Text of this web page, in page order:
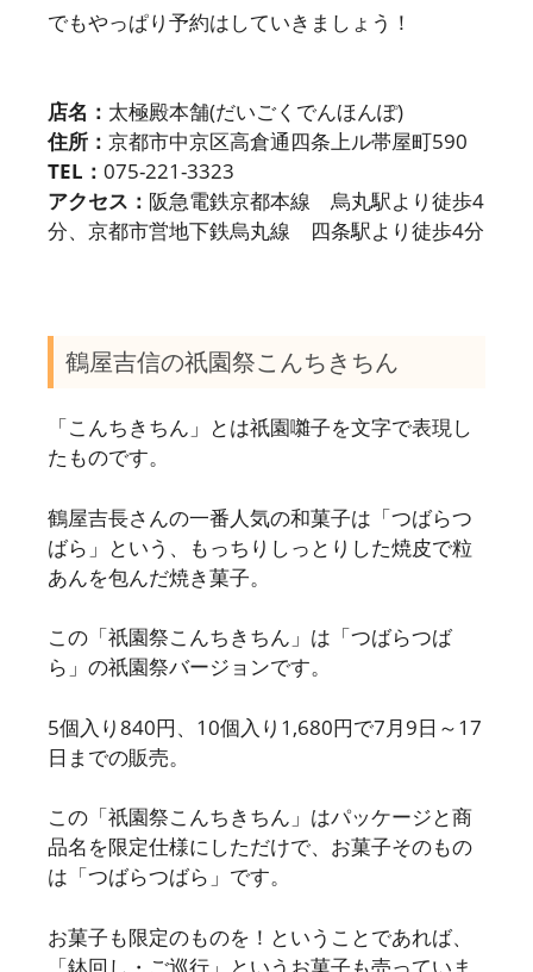
でもやっぱり予約はしていきましょう！
店名： 太極殿本舗(だいごくでんほんぽ)
住所： 京都市中京区高倉通四条上ル帯屋町590
TEL： 075-221-3323
アクセス： 阪急電鉄京都本線 烏丸駅より徒歩4
分、京都市営地下鉄烏丸線 四条駅より徒歩4分
鶴屋吉信の祇園祭こんちきちん
「こんちきちん」とは祇園囃子を文字で表現し
たものです。
鶴屋吉長さんの一番人気の和菓子は「つばらつ
ばら」という、もっちりしっとりした焼皮で粒
あんを包んだ焼き菓子。
この「祇園祭こんちきちん」は「つばらつば
ら」の祇園祭バージョンです。
5個入り840円、10個入り1,680円で7月9日～17
日までの販売。
この「祇園祭こんちきちん」はパッケージと商
品名を限定仕様にしただけで、お菓子そのもの
は「つばらつばら」です。
お菓子も限定のものを！ということであれば、
「鉢回し・ご巡行」というお菓子も売っていま